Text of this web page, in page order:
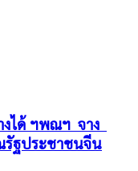
งได้ ฯพณฯ จาง
รัฐประชาชนจีน